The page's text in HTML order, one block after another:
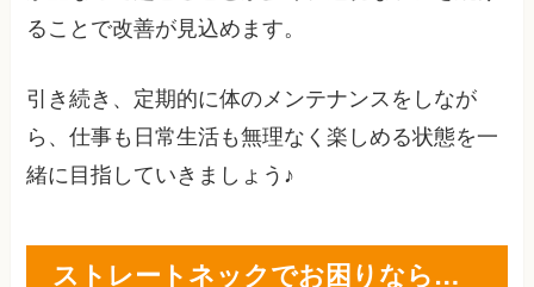
ることで改善が見込めます。
引き続き、定期的に体のメンテナンスをしなが
ら、仕事も日常生活も無理なく楽しめる状態を一
緒に目指していきましょう♪
ストレートネックでお困りなら…